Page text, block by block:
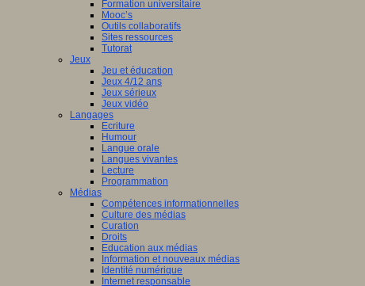
Formation universitaire
Mooc’s
Outils collaboratifs
Sites ressources
Tutorat
Jeux
Jeu et éducation
Jeux 4/12 ans
Jeux sérieux
Jeux vidéo
Langages
Ecriture
Humour
Langue orale
Langues vivantes
Lecture
Programmation
Médias
Compétences informationnelles
Culture des médias
Curation
Droits
Education aux médias
Information et nouveaux médias
Identité numérique
Internet responsable